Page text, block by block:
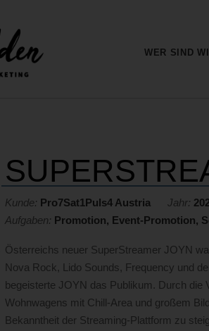
WER SIND
Kunde: Pro7Sat1Puls4 Austria Jahr:
Aufgaben: Promotion, Event-Promotion,
Österreichs neuer SuperStreamer JOYN
Nova Rock, Lido Sounds, Frequency und
begeisterte JOYN das Publikum. Durch die
Wohnwagens mit Chill-Area und großem
Bekanntheit der Streaming-Plattform zu